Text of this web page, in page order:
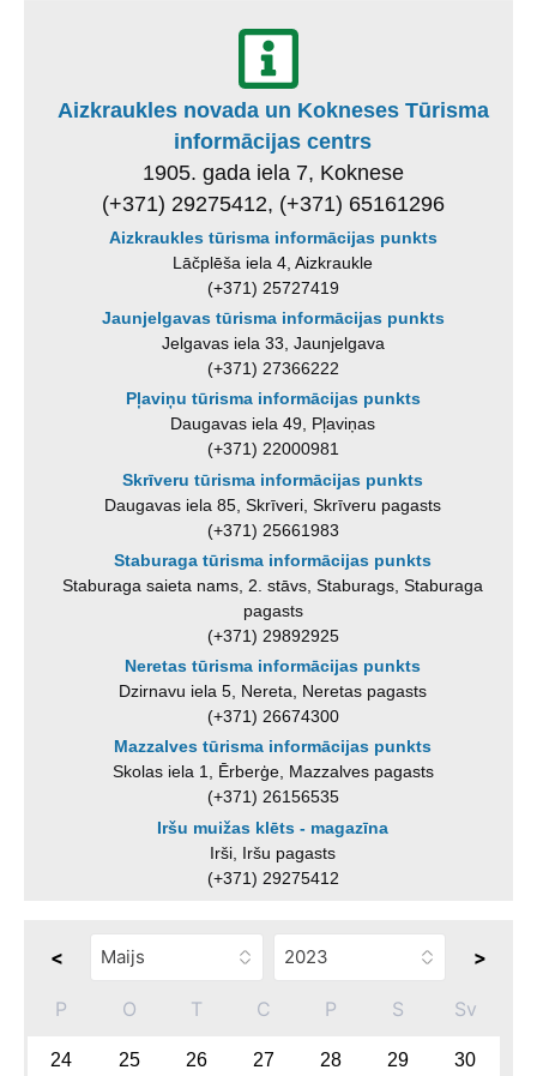
Aizkraukles novada un Kokneses Tūrisma
informācijas centrs
1905. gada iela 7, Koknese
(+371) 29275412, (+371) 65161296
Aizkraukles tūrisma informācijas punkts
Lāčplēša iela 4, Aizkraukle
(+371) 25727419
Jaunjelgavas tūrisma informācijas punkts
Jelgavas iela 33, Jaunjelgava
(+371) 27366222
Pļaviņu tūrisma informācijas punkts
Daugavas iela 49, Pļaviņas
(+371) 22000981
Skrīveru tūrisma informācijas punkts
Daugavas iela 85, Skrīveri, Skrīveru pagasts
(+371) 25661983
Staburaga tūrisma informācijas punkts
Staburaga saieta nams, 2. stāvs, Staburags, Staburaga
pagasts
(+371) 29892925
Neretas tūrisma informācijas punkts
Dzirnavu iela 5, Nereta, Neretas pagasts
(+371) 26674300
Mazzalves tūrisma informācijas punkts
Skolas iela 1, Ērberģe, Mazzalves pagasts
(+371) 26156535
Iršu muižas klēts - magazīna
Irši, Iršu pagasts
(+371) 29275412
< >
P O T C P S Sv
24 25 26 27 28 29 30